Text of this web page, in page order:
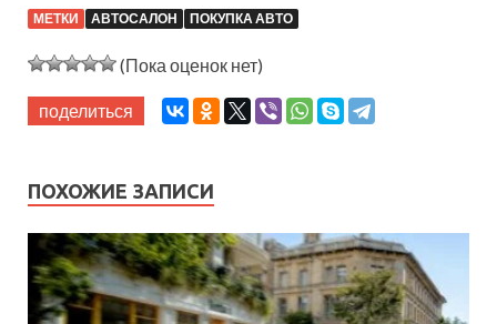
МЕТКИ АВТОСАЛОН ПОКУПКА АВТО
(Пока оценок нет)
поделиться
ПОХОЖИЕ ЗАПИСИ